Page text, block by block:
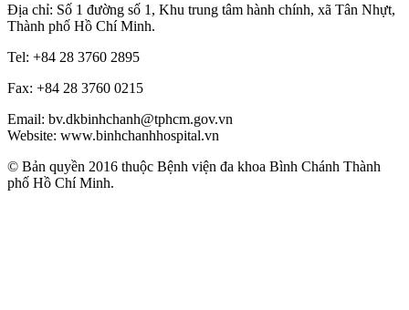
Địa chỉ: Số 1 đường số 1, Khu trung tâm hành chính, xã Tân Nhựt,
Thành phố Hồ Chí Minh.
Tel: +84 28 3760 2895
Fax: +84 28 3760 0215
Email: bv.dkbinhchanh@tphcm.gov.vn
Website: www.binhchanhhospital.vn
© Bản quyền 2016 thuộc Bệnh viện đa khoa Bình Chánh Thành
phố Hồ Chí Minh.